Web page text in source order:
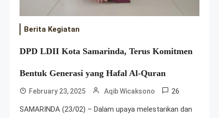
Berita Kegiatan
DPD LDII Kota Samarinda, Terus Komitmen
Bentuk Generasi yang Hafal Al-Quran
February 23, 2025 Aqib Wicaksono 26
SAMARINDA (23/02) – Dalam upaya melestarikan dan